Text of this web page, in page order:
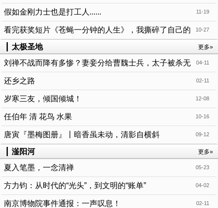
11-19
假如金刚力士也是打工人......
10-27
看完获奖短片《苍蝇一分钟的人生》，我撕碎了自己的
人生清单 更多»
太极圣地
04-11
刘禅不战而降有多惨？妻妾分给曹魏士兵，太子被杀无
能为力 02-11
还乡之路
12-08
岁寒三友，倾国倾城！
10-16
任伯年 清 花鸟 水果
09-12
唐寅『墨梅图册』丨暗香虽未动，清影自横斜
更多»
滏阳河
05-23
夏入笔墨，一念清禅
04-02
方力钧：从时代的“光头”，到文明的“账单”
02-11
南京博物院事件通报：一声叹息！